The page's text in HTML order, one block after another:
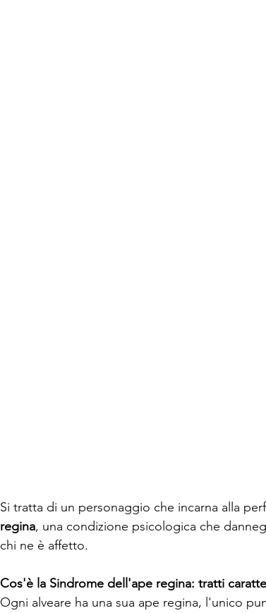
Si tratta di un personaggio che incarna alla
regina, una condizione psicologica che
chi ne è affetto.
Cos'è la Sindrome dell'ape regina: tratti
Ogni alveare ha una sua ape regina, l'unico